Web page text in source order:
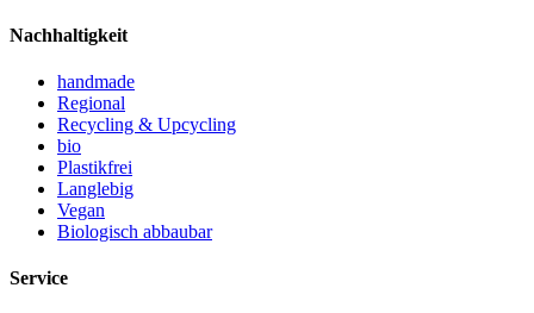
Nachhaltigkeit
handmade
Regional
Recycling & Upcycling
bio
Plastikfrei
Langlebig
Vegan
Biologisch abbaubar
Service